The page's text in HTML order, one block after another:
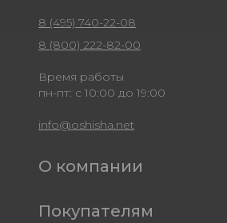
8 (495) 740-22-08
8 (800) 222-82-00
Время работы
пн-пт: с 10:00 до 19:00
info@oshisha.net
О компании
Покупателям